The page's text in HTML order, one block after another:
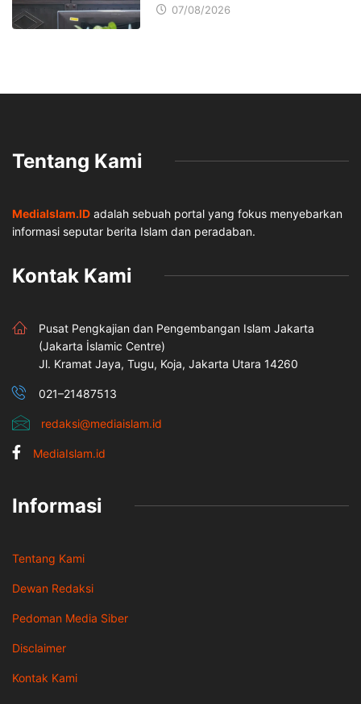
07/08/2026
Tentang Kami
MediaIslam.ID adalah sebuah portal yang fokus menyebarkan
informasi seputar berita Islam dan peradaban.
Kontak Kami
Pusat Pengkajian dan Pengembangan Islam Jakarta
(Jakarta İslamic Centre)
Jl. Kramat Jaya, Tugu, Koja, Jakarta Utara 14260
021–21487513
redaksi@mediaislam.id
MediaIslam.id
Informasi
Tentang Kami
Dewan Redaksi
Pedoman Media Siber
Disclaimer
Kontak Kami